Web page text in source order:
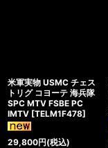
米軍実物 USMC チェス
トリグ コヨーテ 海兵隊
SPC MTV FSBE PC
IMTV [TELM1F478]
29,800円(税込)